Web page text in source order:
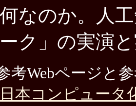
なのか。人
ーク」の実演
考Webページと
日本コンピュータ